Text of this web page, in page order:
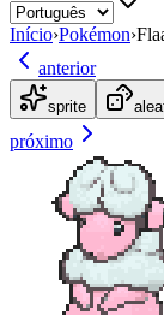
Início›Pokémon›
anterior
sprite
próximo